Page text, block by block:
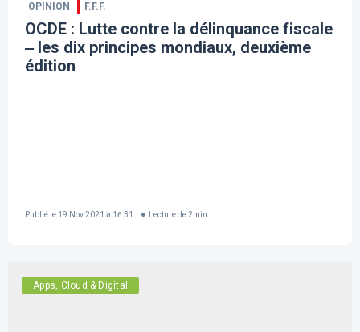
OPINION F.F.F.
OCDE : Lutte contre la délinquance fiscale
‒ les dix principes mondiaux, deuxième
édition
Publié le 19 Nov 2021 à 16:31 Lecture de 2min
Apps, Cloud & Digital